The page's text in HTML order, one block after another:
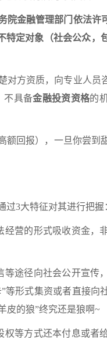
院金融管理部门依法许
特定对象（社会公众，
对方资质，向专业人员
不具备金融投资资格的
额回报），一旦你尝到
3大特征对其进行把握
经营的形式吸收资金，
途径向社会公开宣传
等形式集资或者直接向
皮的狼”终究还是狼啊~
权等方式还本付息或者